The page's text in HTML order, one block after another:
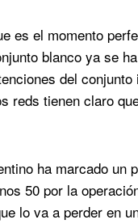
es el momento
blanco ya se
del
reds tienen claro
ha marcado un
50 por la
lo va a perder en